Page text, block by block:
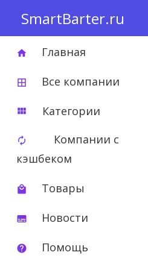
SmartBarter.ru
home Главная
border_all Все компании
view_module Категории
autorenew
Компании с
кэшбеком
local_mall Товары
subtitles Новости
help Помощь